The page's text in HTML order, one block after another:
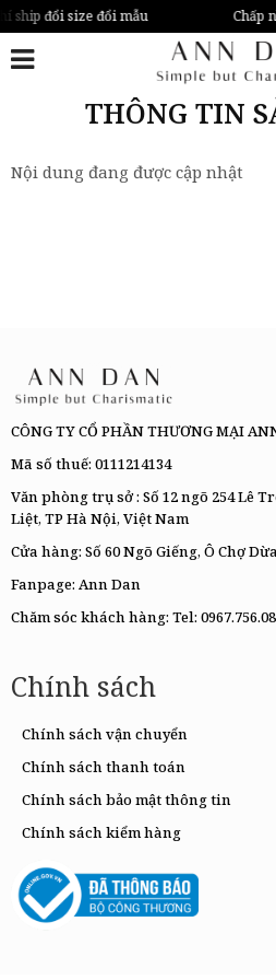
ship đổi size đổi mẫu Chấp
THÔNG TIN
Nội dung đang được cập nhật
CÔNG TY CỔ PHẦN THƯƠNG MẠI
Mã số thuế: 0111214134
Văn phòng trụ sở : Số 12 ngõ 254 Lê
Liệt, TP Hà Nội, Việt Nam
Cửa hàng: Số 60 Ngõ Giếng, Ô Chợ
Fanpage: Ann Dan
Chăm sóc khách hàng: Tel:
Chính sách
Chính sách vận chuyển
Chính sách thanh toán
Chính sách bảo mật thông tin
Chính sách kiểm hàng